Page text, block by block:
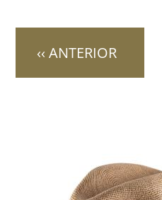
‹‹ ANTERIOR